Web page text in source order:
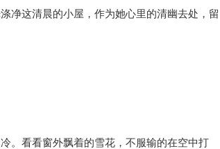
净这清晨的小屋，作为她心里的清幽去处，留
。看看窗外飘着的雪花，不服输的在空中打